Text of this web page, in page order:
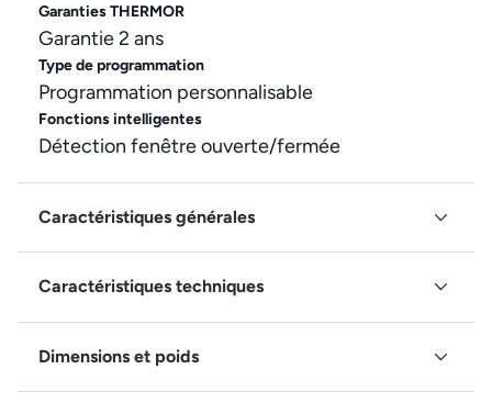
Garanties THERMOR
Garantie 2 ans
Type de programmation
Programmation personnalisable
Fonctions intelligentes
Détection fenêtre ouverte/fermée
Caractéristiques générales
Caractéristiques techniques
Dimensions et poids